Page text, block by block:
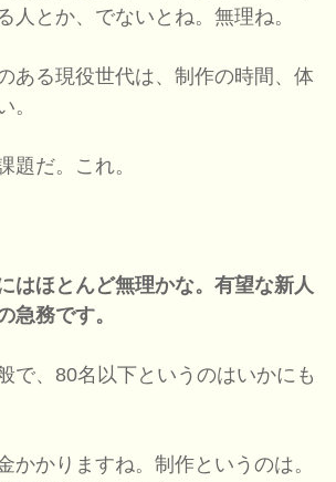
人とか、でないとね。無理ね。
ある現役世代は、制作の時間、体
。
だ。これ。
はほとんど無理かな。有望な新人
急務です。
で、80名以下というのはいかにも
かりますね。制作というのは。